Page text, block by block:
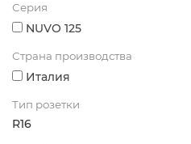
Серия
NUVO 125
Страна производства
Италия
Тип розетки
R16